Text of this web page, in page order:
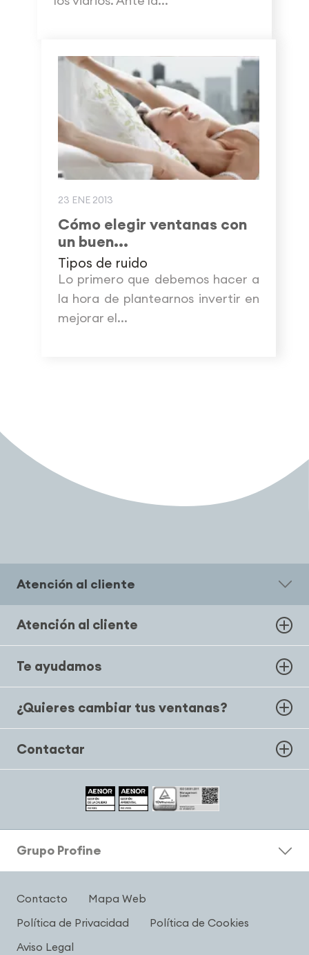
23 ENE 2013
Cómo elegir ventanas con
un buen...
Tipos de ruido
Lo primero que debemos hacer a
la hora de plantearnos invertir en
mejorar el...
Atención al cliente
Atención al cliente
Te ayudamos
¿Quieres cambiar tus ventanas?
Contactar
Grupo Profine
Contacto
Mapa Web
Política de Privacidad
Política de Cookies
Aviso Legal